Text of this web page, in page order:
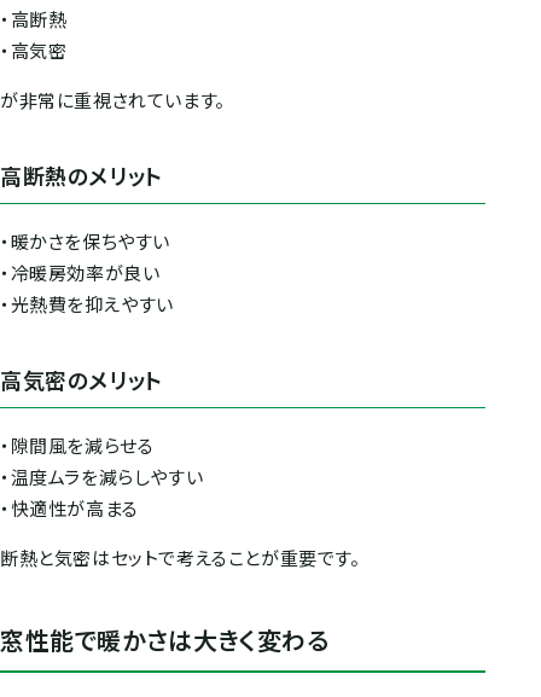
・高断熱
・高気密
が非常に重視されています。
高断熱のメリット
・暖かさを保ちやすい
・冷暖房効率が良い
・光熱費を抑えやすい
高気密のメリット
・隙間風を減らせる
・温度ムラを減らしやすい
・快適性が高まる
断熱と気密はセットで考えることが重要です。
窓性能で暖かさは大きく変わる